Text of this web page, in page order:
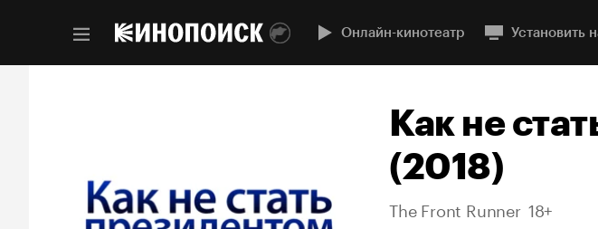
Онлайн-кинотеатр Установить
Как не
(2018)
The Front Runner 18+